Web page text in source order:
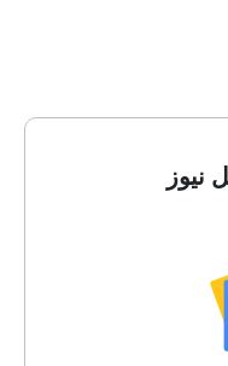
نيوز